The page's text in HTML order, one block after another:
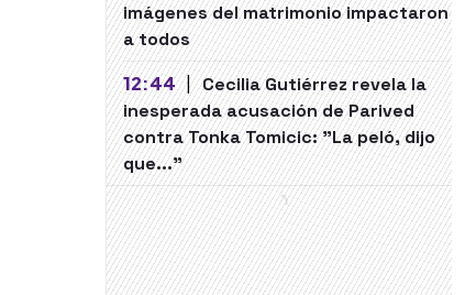
imágenes del matrimonio impactaron
a todos
12:44 | Cecilia Gutiérrez revela la
inesperada acusación de Parived
contra Tonka Tomicic: "La peló, dijo
que..."